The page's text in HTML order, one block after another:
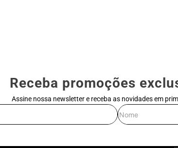
Receba promoções
Assine nossa newsletter e receba as novidades em